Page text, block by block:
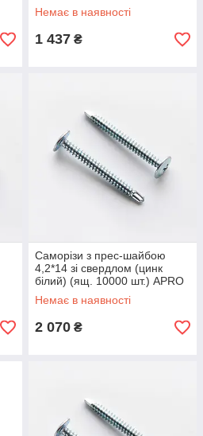
Немає в наявності
1 437 ₴
Саморізи з прес-шайбою
4,2*14 зі свердлом (цинк
білий) (ящ. 10000 шт.) APRO
Немає в наявності
2 070 ₴